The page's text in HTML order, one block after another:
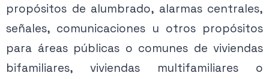
Figura 6. Equipo fijo no mayor al 50% en circuito múltiples.
propósitos de alumbrado, alarmas centrales,
señales, comunicaciones u otros propósitos
para áreas públicas o comunes de viviendas
bifamiliares, viviendas multifamiliares o